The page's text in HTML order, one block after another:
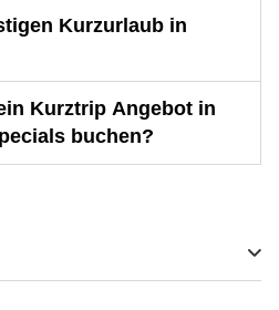
Kurzurlaub in
Kurztrip Angebot in
buchen?